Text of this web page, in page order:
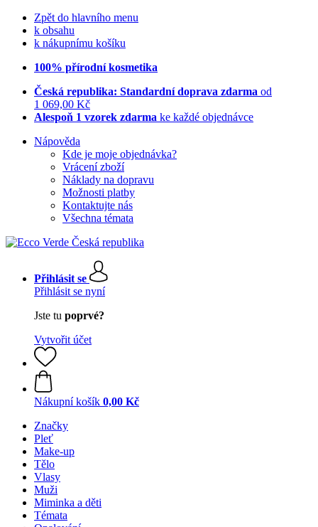
Zpět do hlavního menu
k obsahu
k nákupnímu košíku
100% přírodní kosmetika
Česká republika: Standardní doprava zdarma od
1 069,00 Kč
Alespoň 1 vzorek zdarma ke každé objednávce
Nápověda
Kde je moje objednávka?
Vrácení zboží
Náklady na dopravu
Možnosti platby
Kontaktujte nás
Všechna témata
Přihlásit se
Přihlásit se nyní
Jste tu poprvé?
Vytvořit účet
Nákupní košík 0,00 Kč
Značky
Pleť
Make-up
Tělo
Vlasy
Muži
Miminka a děti
Témata